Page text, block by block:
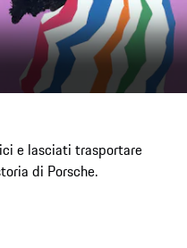
e lasciati trasportare
di Porsche.